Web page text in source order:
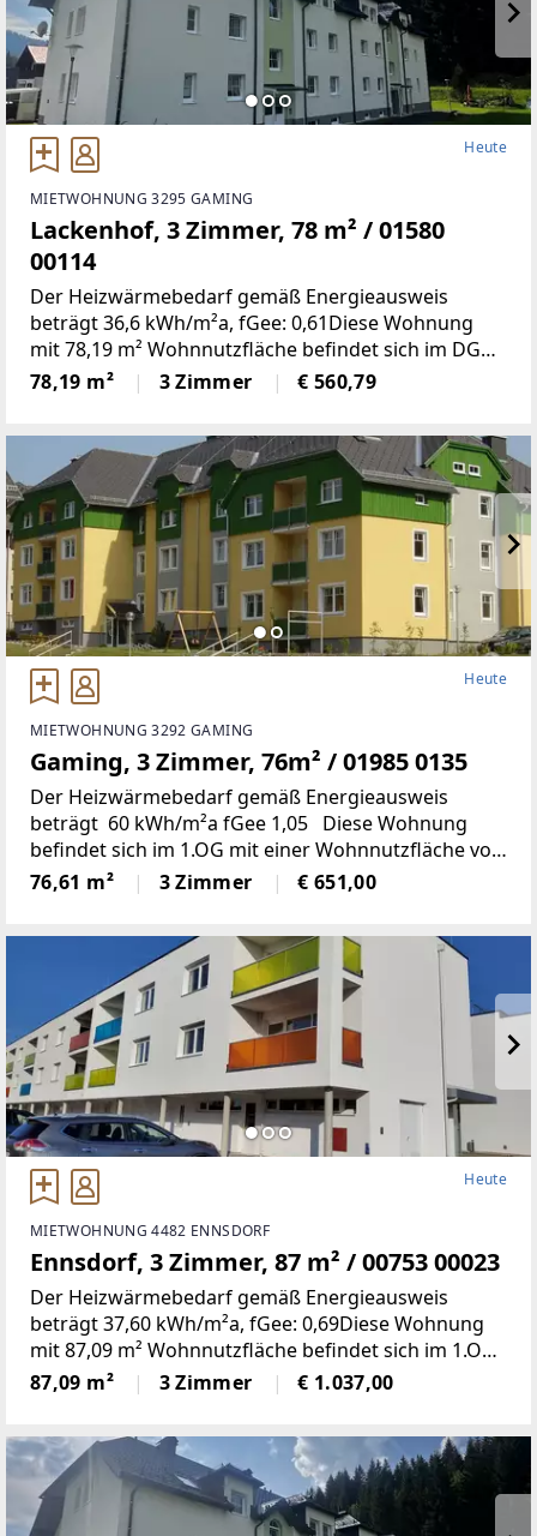
Heute
MIETWOHNUNG 3295 GAMING
Lackenhof, 3 Zimmer, 78 m² / 01580
00114
Der Heizwärmebedarf gemäß Energieausweis
beträgt 36,6 kWh/m²a, fGee: 0,61Diese Wohnung
mit 78,19 m² Wohnnutzfläche befindet sich im DG
und weist folgende Räumlichkeiten
auf:Wohnzimmer, zwei Schlafzimmer, Küche, Bad,
78,19 m² 3 Zimmer € 560,79
Heute
MIETWOHNUNG 3292 GAMING
Gaming, 3 Zimmer, 76m² / 01985 0135
Der Heizwärmebedarf gemäß Energieausweis
beträgt 60 kWh/m²a fGee 1,05 Diese Wohnung
befindet sich im 1.OG mit einer Wohnnutzfläche von
rd. 77m²; Küche, Wohn-, Schlaf- und Kinderzimmer,
Bad, WC, Abstell- und Vorraum
76,61 m² 3 Zimmer € 651,00
Heute
MIETWOHNUNG 4482 ENNSDORF
Ennsdorf, 3 Zimmer, 87 m² / 00753 00023
Der Heizwärmebedarf gemäß Energieausweis
beträgt 37,60 kWh/m²a, fGee: 0,69Diese Wohnung
mit 87,09 m² Wohnnutzfläche befindet sich im 1.OG
und weist folgende Räumlichkeiten
auf:Wohnzimmer/Küche, zwei Schlafzimmer, Bad,
87,09 m² 3 Zimmer € 1.037,00